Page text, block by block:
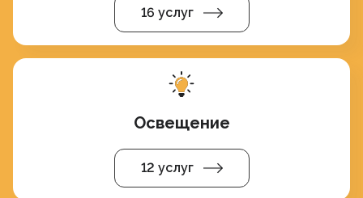
16 услуг
Освещение
12 услуг